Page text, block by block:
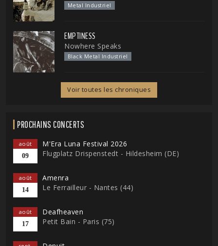
Metal Industriel
EMPTINESS
Nowhere Speaks
Black Metal Industriel
Voir toutes les chroniques
PROCHAINS CONCERTS
août
09
M'Era Luna Festival 2026
Flugplatz Drispenstedt - Hildesheim (DE)
août
14
Amenra
Le Ferrailleur - Nantes (44)
août
17
Deafheaven
Petit Bain - Paris (75)